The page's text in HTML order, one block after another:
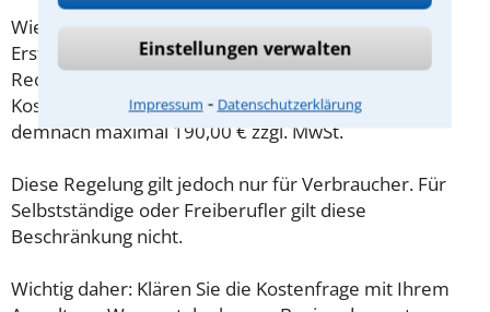
Einstellungen verwalten
Impressum ⁃ Datenschutzerklärung
Wieviel ein Rechtsanwalt in Wuppertal für eine
Erstberatung verlangen darf, ist in §34 des
Rechtsanwaltsvergütungsgesetz (RVG) geregelt. Die
Kosten für das erste Beratungsgespräch betragen
demnach maximal 190,00 € zzgl. MwSt.
Diese Regelung gilt jedoch nur für Verbraucher. Für
Selbstständige oder Freiberufler gilt diese
Beschränkung nicht.
Wichtig daher: Klären Sie die Kostenfrage mit Ihrem